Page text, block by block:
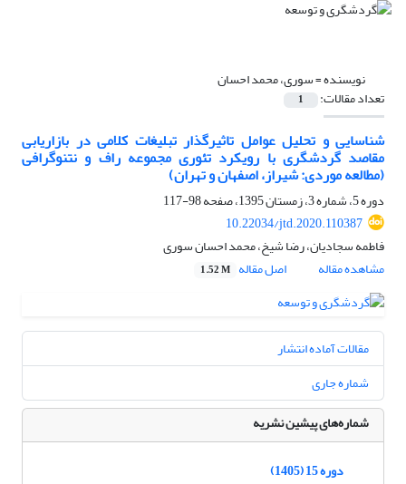
نویسنده =سوری، محمد احسان
تعداد مقالات: 1
شناسایی و تحلیل عوامل تاثیرگذار تبلیغات کلامی در بازاریابی
مقاصد گردشگری با رویکرد تئوری مجموعه راف و نتنوگرافی
(مطالعه موردی: شیراز، اصفهان و تهران)
دوره 5، شماره 3، زمستان 1395، صفحه
98-117
10.22034/jtd.2020.110387
فاطمه سجادیان، رضا شیخ، محمد احسان سوری
مشاهده مقاله
اصل مقاله 1.52 M
مقالات آماده انتشار
شماره جاری
شماره‌های پیشین نشریه
دوره 15 (1405)